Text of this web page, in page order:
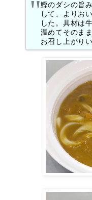
鰹のダシの旨
して、よりお
した。具材は
温めてそのま
お召し上がり